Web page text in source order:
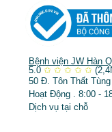
Bệnh viện JW Hàn
5.0 ✩ ✩ ✩ ✩ ✩
50 Đ. Tôn Thất Tùng
Hoạt Động . 8:00 -
Dịch vụ tại chỗ